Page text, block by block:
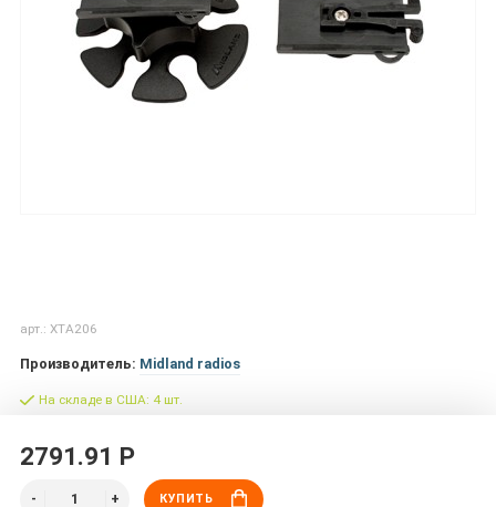
арт.: XTA206
Производитель: Midland radios
На складе в США: 4 шт.
2791.91 Р
КУПИТЬ